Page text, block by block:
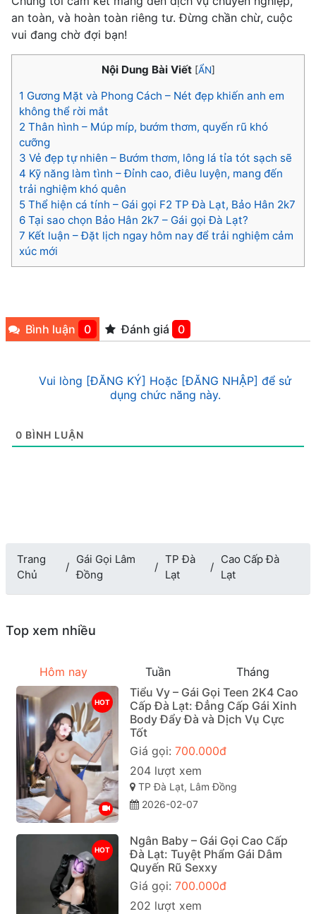
an toàn, và hoàn toàn riêng tư. Đừng chần chừ, cuộc
vui đang chờ đợi bạn!
Nội Dung Bài Viết [ẨN]
1 Gương Mặt và Phong Cách – Nét đẹp khiến anh em
không thể rời mắt
2 Thân hình – Múp míp, bướm thơm, quyến rũ khó
cưỡng
3 Vẻ đẹp tự nhiên – Bướm thơm, lông lá tỉa tót sạch sẽ
4 Kỹ năng làm tình – Đỉnh cao, điêu luyện, mang đến
trải nghiệm khó quên
5 Thể hiện cá tính – Gái gọi F2 TP Đà Lạt, Bảo Hân 2k7
6 Tại sao chọn Bảo Hân 2k7 – Gái gọi Đà Lạt?
7 Kết luận – Đặt lịch ngay hôm nay để trải nghiệm cảm
xúc mới
Bình luận 0 Đánh giá 0
Vui lòng [ĐĂNG KÝ] Hoặc [ĐĂNG NHẬP] để sử
dụng chức năng này.
0 BÌNH LUẬN
Trang
Chủ
Gái Gọi Lâm
Đồng
TP Đà
Lạt
Cao Cấp Đà
Lạt
Top xem nhiều
Hôm nay Tuần Tháng
HOT
Tiểu Vy – Gái Gọi Teen 2K4 Cao
Cấp Đà Lạt: Đẳng Cấp Gái Xinh
Body Đẩy Đà và Dịch Vụ Cực
Tốt
Giá gọi: 700.000đ
204 lượt xem
TP Đà Lạt, Lâm Đồng
2026-02-07
HOT
Ngân Baby – Gái Gọi Cao Cấp
Đà Lạt: Tuyệt Phẩm Gái Dâm
Quyến Rũ Sexxy
Giá gọi: 700.000đ
202 lượt xem